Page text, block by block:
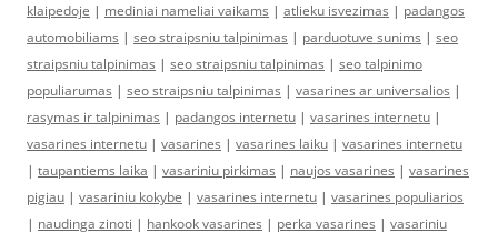
klaipedoje | mediniai nameliai vaikams | atlieku isvezimas | padangos
automobiliams | seo straipsniu talpinimas | parduotuve sunims | seo
straipsniu talpinimas | seo straipsniu talpinimas | seo talpinimo
populiarumas | seo straipsniu talpinimas | vasarines ar universalios |
rasymas ir talpinimas | padangos internetu | vasarines internetu |
vasarines internetu | vasarines | vasarines laiku | vasarines internetu
| taupantiems laika | vasariniu pirkimas | naujos vasarines | vasarines
pigiau | vasariniu kokybe | vasarines internetu | vasarines populiarios
| naudinga zinoti | hankook vasarines | perka vasarines | vasariniu